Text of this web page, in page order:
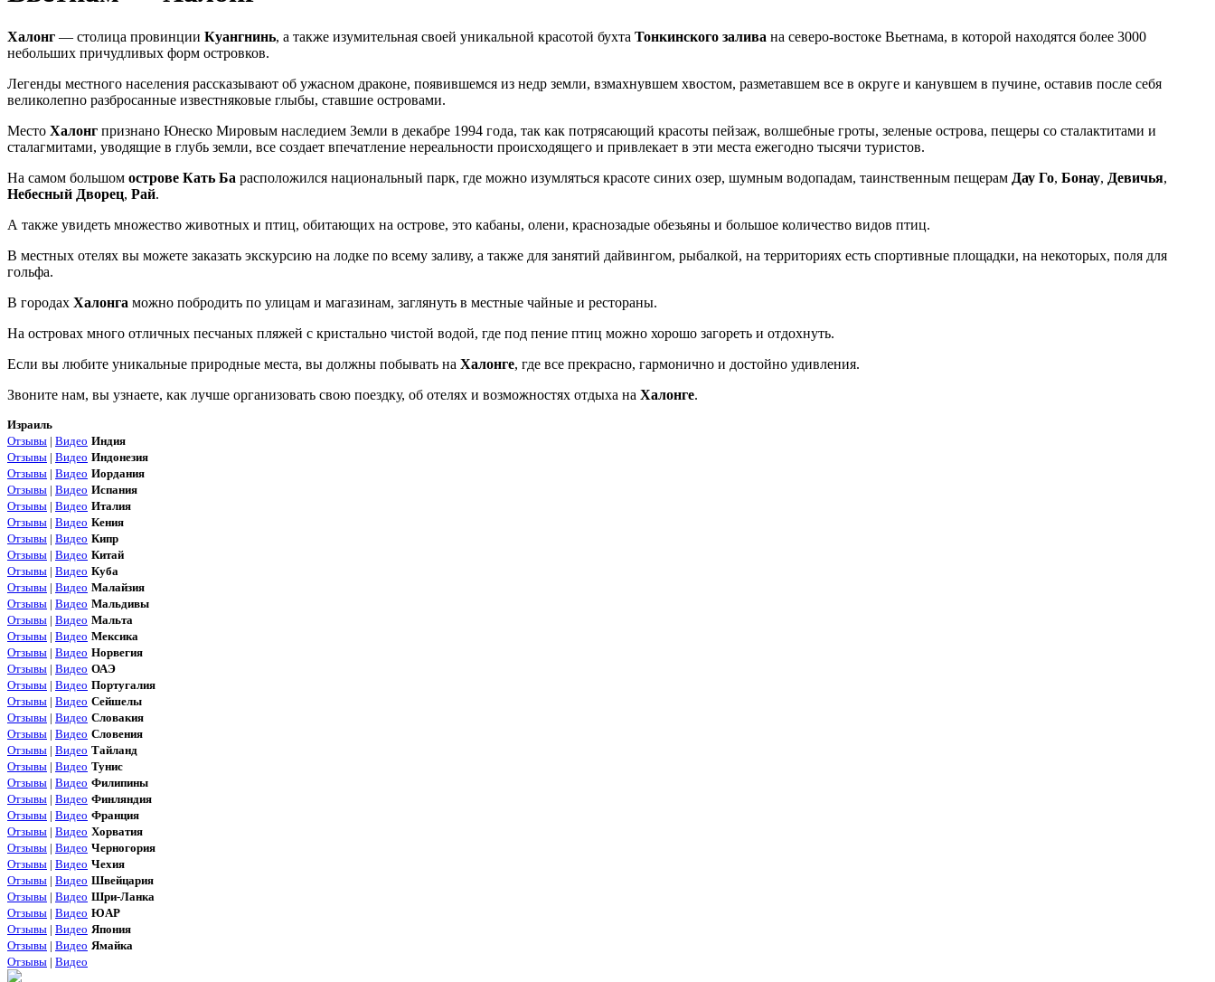
Халонг — столица провинции Куангнинь, а также изумительная своей уникальной красотой бухта Тонкинского залива на северо-востоке Вьетнама, в которой находятся более 3000
небольших причудливых форм островков.
Легенды местного населения рассказывают об ужасном драконе, появившемся из недр земли, взмахнувшем хвостом, разметавшем все в округе и канувшем в пучине, оставив после себя
великолепно разбросанные известняковые глыбы, ставшие островами.
Место Халонг признано Юнеско Мировым наследием Земли в декабре 1994 года, так как потрясающий красоты пейзаж, волшебные гроты, зеленые острова, пещеры со сталактитами и
сталагмитами, уводящие в глубь земли, все создает впечатление нереальности происходящего и привлекает в эти места ежегодно тысячи туристов.
На самом большом острове Кать Ба расположился национальный парк, где можно изумляться красоте синих озер, шумным водопадам, таинственным пещерам Дау Го, Бонау, Девичья,
Небесный Дворец, Рай.
А также увидеть множество животных и птиц, обитающих на острове, это кабаны, олени, краснозадые обезьяны и большое количество видов птиц.
В местных отелях вы можете заказать экскурсию на лодке по всему заливу, а также для занятий дайвингом, рыбалкой, на территориях есть спортивные площадки, на некоторых, поля для
гольфа.
В городах Халонга можно побродить по улицам и магазинам, заглянуть в местные чайные и рестораны.
На островах много отличных песчаных пляжей с кристально чистой водой, где под пение птиц можно хорошо загореть и отдохнуть.
Если вы любите уникальные природные места, вы должны побывать на Халонге, где все прекрасно, гармонично и достойно удивления.
Звоните нам, вы узнаете, как лучше организовать свою поездку, об отелях и возможностях отдыха на Халонге.
Израиль
Отзывы | Видео Индия
Отзывы | Видео Индонезия
Отзывы | Видео Иордания
Отзывы | Видео Испания
Отзывы | Видео Италия
Отзывы | Видео Кения
Отзывы | Видео Кипр
Отзывы | Видео Китай
Отзывы | Видео Куба
Отзывы | Видео Малайзия
Отзывы | Видео Мальдивы
Отзывы | Видео Мальта
Отзывы | Видео Мексика
Отзывы | Видео Норвегия
Отзывы | Видео ОАЭ
Отзывы | Видео Португалия
Отзывы | Видео Сейшелы
Отзывы | Видео Словакия
Отзывы | Видео Словения
Отзывы | Видео Тайланд
Отзывы | Видео Тунис
Отзывы | Видео Филипины
Отзывы | Видео Финляндия
Отзывы | Видео Франция
Отзывы | Видео Хорватия
Отзывы | Видео Черногория
Отзывы | Видео Чехия
Отзывы | Видео Швейцария
Отзывы | Видео Шри-Ланка
Отзывы | Видео ЮАР
Отзывы | Видео Япония
Отзывы | Видео Ямайка
Отзывы | Видео